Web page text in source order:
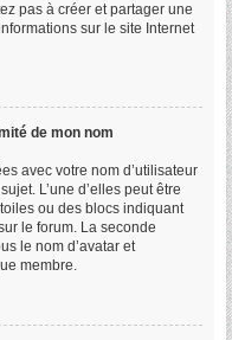
pas à créer et partager une
sur le site Internet
de mon nom
avec votre nom d’utilisateur
L’une d’elles peut être
ou des blocs indiquant
le forum. La seconde
le nom d’avatar et
membre.